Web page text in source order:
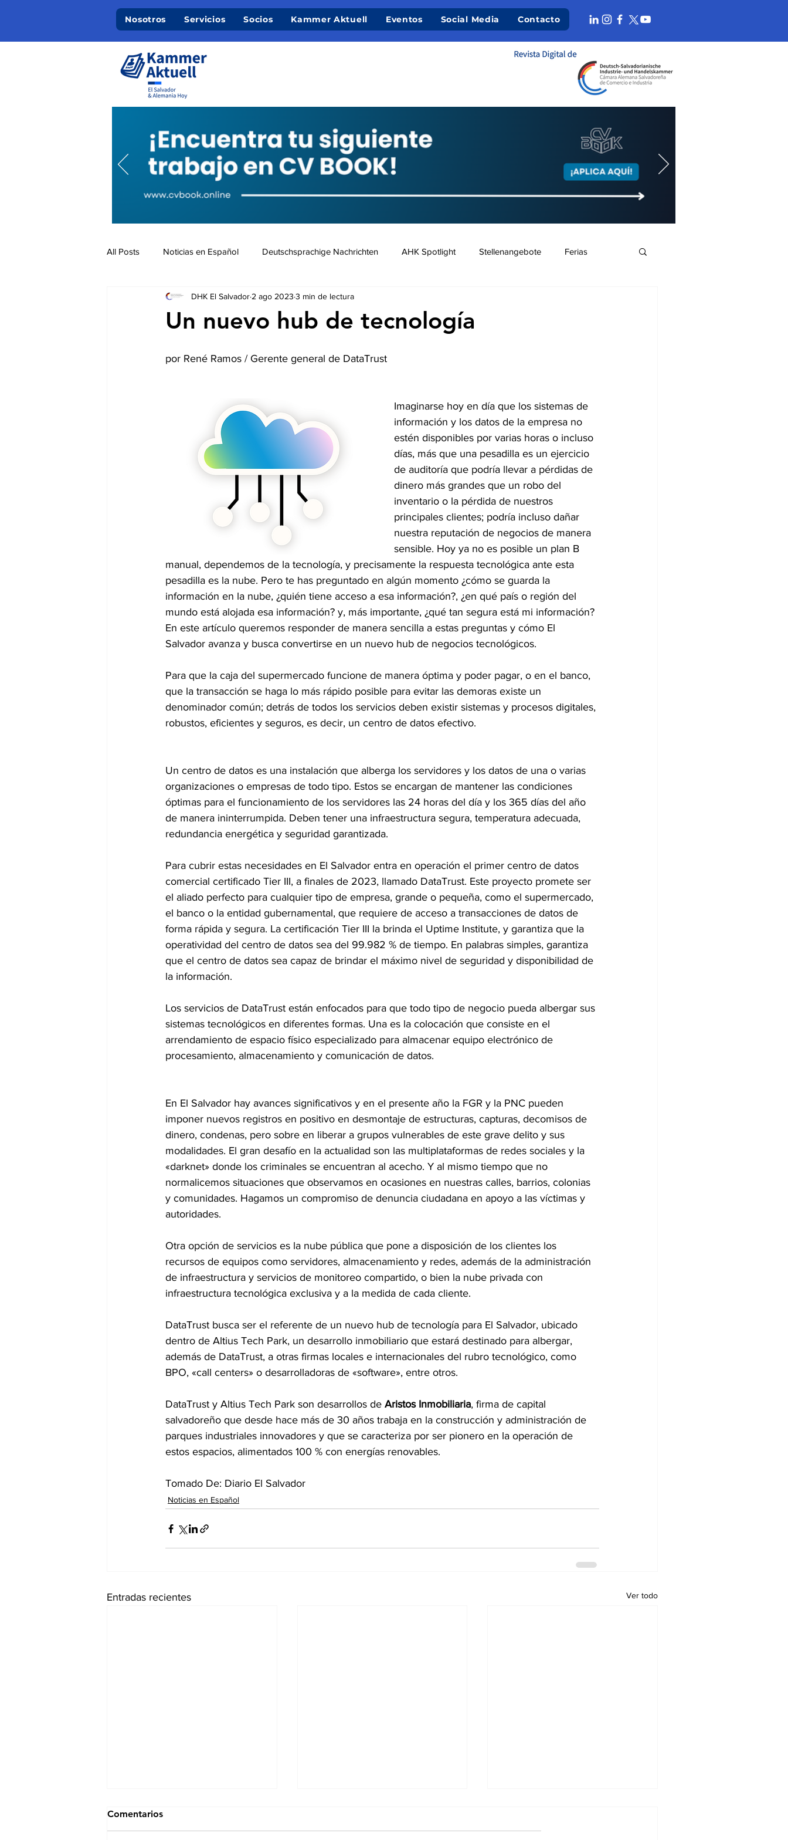
Nosotros Servicios Socios Kammer Aktuell Eventos Social Media Contacto
All Posts Noticias en Español Deutschsprachige Nachrichten AHK Spotlight Stellenangebote Ferias
Auschreibungen Ausschreibungen
Un nuevo hub de tecnología
DHK El Salvador 2 ago 2023 3 min de lectura
por René Ramos / Gerente general de DataTrust
Imaginarse hoy en día que los sistemas de
información y los datos de la empresa no
estén disponibles por varias horas o incluso
días, más que una pesadilla es un ejercicio
de auditoría que podría llevar a pérdidas de
dinero más grandes que un robo del
inventario o la pérdida de nuestros
principales clientes; podría incluso dañar
nuestra reputación de negocios de manera
sensible. Hoy ya no es posible un plan B
manual, dependemos de la tecnología, y precisamente la respuesta tecnológica ante esta
pesadilla es la nube. Pero te has preguntado en algún momento ¿cómo se guarda la
información en la nube, ¿quién tiene acceso a esa información?, ¿en qué país o región del
mundo está alojada esa información? y, más importante, ¿qué tan segura está mi información?
En este artículo queremos responder de manera sencilla a estas preguntas y cómo El
Salvador avanza y busca convertirse en un nuevo hub de negocios tecnológicos.
Para que la caja del supermercado funcione de manera óptima y poder pagar, o en el banco,
que la transacción se haga lo más rápido posible para evitar las demoras existe un
denominador común; detrás de todos los servicios deben existir sistemas y procesos digitales,
robustos, eficientes y seguros, es decir, un centro de datos efectivo.
Un centro de datos es una instalación que alberga los servidores y los datos de una o varias
organizaciones o empresas de todo tipo. Estos se encargan de mantener las condiciones
óptimas para el funcionamiento de los servidores las 24 horas del día y los 365 días del año
de manera ininterrumpida. Deben tener una infraestructura segura, temperatura adecuada,
redundancia energética y seguridad garantizada.
Para cubrir estas necesidades en El Salvador entra en operación el primer centro de datos
comercial certificado Tier III, a finales de 2023, llamado DataTrust. Este proyecto promete ser
el aliado perfecto para cualquier tipo de empresa, grande o pequeña, como el supermercado,
el banco o la entidad gubernamental, que requiere de acceso a transacciones de datos de
forma rápida y segura. La certificación Tier III la brinda el Uptime Institute, y garantiza que la
operatividad del centro de datos sea del 99.982 % de tiempo. En palabras simples, garantiza
que el centro de datos sea capaz de brindar el máximo nivel de seguridad y disponibilidad de
la información.
Los servicios de DataTrust están enfocados para que todo tipo de negocio pueda albergar sus
sistemas tecnológicos en diferentes formas. Una es la colocación que consiste en el
arrendamiento de espacio físico especializado para almacenar equipo electrónico de
procesamiento, almacenamiento y comunicación de datos.
En El Salvador hay avances significativos y en el presente año la FGR y la PNC pueden
imponer nuevos registros en positivo en desmontaje de estructuras, capturas, decomisos de
dinero, condenas, pero sobre en liberar a grupos vulnerables de este grave delito y sus
modalidades. El gran desafío en la actualidad son las multiplataformas de redes sociales y la
«darknet» donde los criminales se encuentran al acecho. Y al mismo tiempo que no
normalicemos situaciones que observamos en ocasiones en nuestras calles, barrios, colonias
y comunidades. Hagamos un compromiso de denuncia ciudadana en apoyo a las víctimas y
autoridades.
Otra opción de servicios es la nube pública que pone a disposición de los clientes los
recursos de equipos como servidores, almacenamiento y redes, además de la administración
de infraestructura y servicios de monitoreo compartido, o bien la nube privada con
infraestructura tecnológica exclusiva y a la medida de cada cliente.
DataTrust busca ser el referente de un nuevo hub de tecnología para El Salvador, ubicado
dentro de Altius Tech Park, un desarrollo inmobiliario que estará destinado para albergar,
además de DataTrust, a otras firmas locales e internacionales del rubro tecnológico, como
BPO, «call centers» o desarrolladoras de «software», entre otros.
DataTrust y Altius Tech Park son desarrollos de Aristos Inmobiliaria, firma de capital
salvadoreño que desde hace más de 30 años trabaja en la construcción y administración de
parques industriales innovadores y que se caracteriza por ser pionero en la operación de
estos espacios, alimentados 100 % con energías renovables.
Tomado De: Diario El Salvador
Noticias en Español
Entradas recientes Ver todo
Comentarios